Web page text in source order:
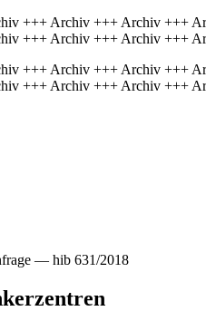
+++ Archiv +++ Archiv +++
+++ Archiv +++ Archiv +++
+++ Archiv +++ Archiv +++
+++ Archiv +++ Archiv +++
— hib 631/2018